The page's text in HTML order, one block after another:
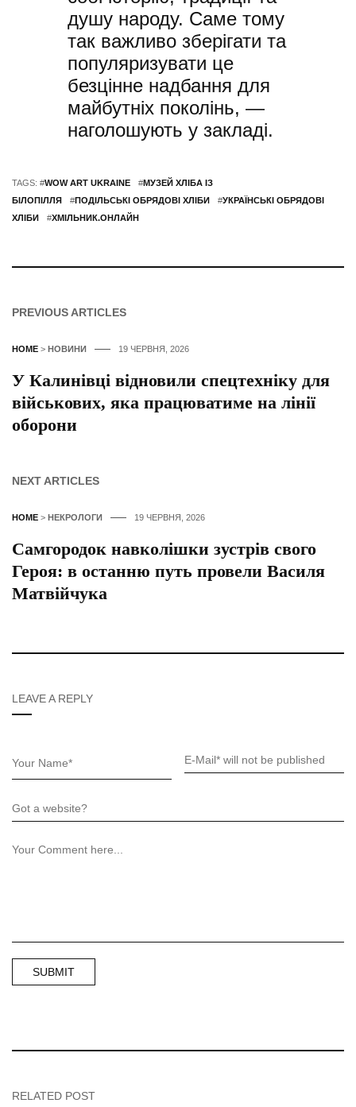
душу народу. Саме тому
так важливо зберігати та
популяризувати це
безцінне надбання для
майбутніх поколінь, —
наголошують у закладі.
TAGS: #WOW ART UKRAINE #МУЗЕЙ ХЛІБА ІЗ
БІЛОПІЛЛЯ
#ПОДІЛЬСЬКІ ОБРЯДОВІ ХЛІБИ #УКРАЇНСЬКІ ОБРЯДОВІ
ХЛІБИ
#ХМІЛЬНИК.ОНЛАЙН
PREVIOUS ARTICLES
HOME > НОВИНИ 19 ЧЕРВНЯ, 2026
У Калинівці відновили спецтехніку для
військових, яка працюватиме на лінії
оборони
NEXT ARTICLES
HOME > НЕКРОЛОГИ 19 ЧЕРВНЯ, 2026
Самгородок навколішки зустрів свого
Героя: в останню путь провели Василя
Матвійчука
LEAVE A REPLY
RELATED POST